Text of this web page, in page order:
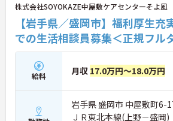
株式会社SOYOKAZE中屋敷ケアセンターそよ風
【岩手県／盛岡市】福利厚生
での生活相談員募集＜正規フル
給料 月収 17.0万円～18.0万円
岩手県 盛岡市 中屋敷町6-
ＪＲ東北本線(上野－盛岡)